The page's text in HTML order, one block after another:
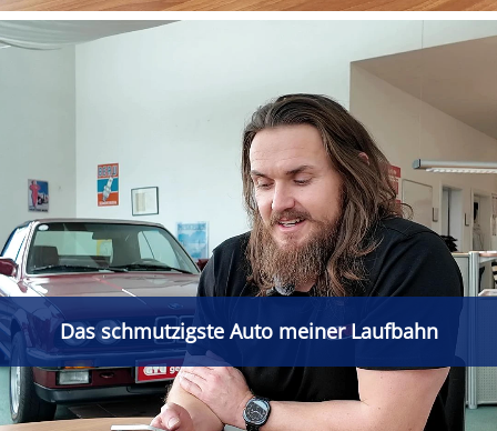
Das schmutzigste Auto meiner Laufbahn